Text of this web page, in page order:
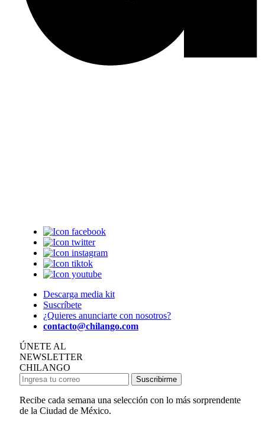
Descarga media kit
Suscríbete
¿Quieres anunciarte con nosotros?
contacto@chilango.com
ÚNETE AL
NEWSLETTER
CHILANGO
Suscribirme
Recibe cada semana una selección con lo más sorprendente
de la Ciudad de México.